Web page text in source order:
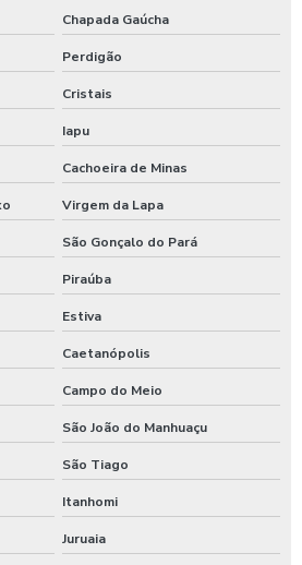
Chapada Gaúcha
Perdigão
Cristais
Iapu
Cachoeira de Minas
Virgem da Lapa
São Gonçalo do Pará
Piraúba
Estiva
Caetanópolis
Campo do Meio
São João do Manhuaçu
São Tiago
Itanhomi
Juruaia